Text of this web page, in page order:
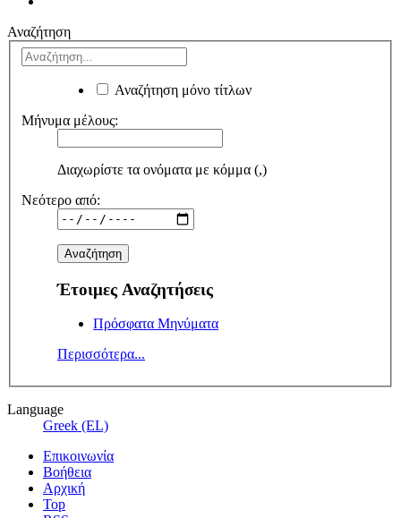
Αναζήτηση
Αναζήτηση μόνο τίτλων
Μήνυμα μέλους:
Διαχωρίστε τα ονόματα με κόμμα (,)
Νεότερο από:
Έτοιμες Αναζητήσεις
Πρόσφατα Μηνύματα
Περισσότερα...
Language
Greek (EL)
Επικοινωνία
Βοήθεια
Αρχική
Top